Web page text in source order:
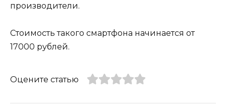
производители.
Стоимость такого смартфона начинается от
17000 рублей.
Оцените статью